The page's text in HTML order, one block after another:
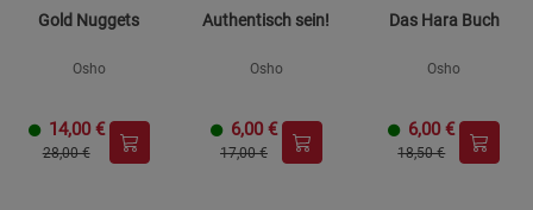
Gold Nuggets
Osho
14,00 €
28,00 €
Authentisch sein!
Osho
6,00 €
17,00 €
Das Hara Buch
Osho
6,00 €
18,50 €